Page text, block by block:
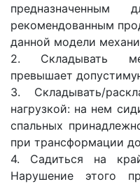
рекомендованным
данной модели
2. Складывать
превышает
3. Складывать/
нагрузкой: на нем
спальных
при трансформации
4. Садиться на
Нарушение этого